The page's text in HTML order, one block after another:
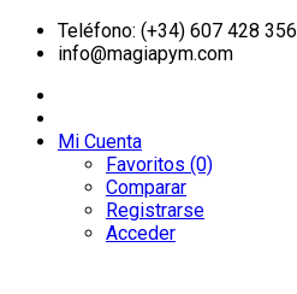
Teléfono: (+34) 607 428 356
info@magiapym.com
Mi Cuenta
Favoritos (0)
Comparar
Registrarse
Acceder